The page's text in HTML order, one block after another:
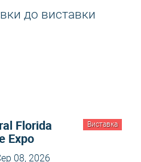
до виставки
Виставка
Florida
Expo
08, 2026